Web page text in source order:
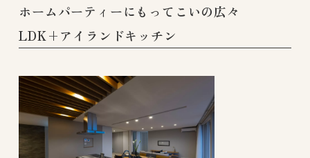
ホームパーティーにもってこいの広々
LDK+アイランドキッチン